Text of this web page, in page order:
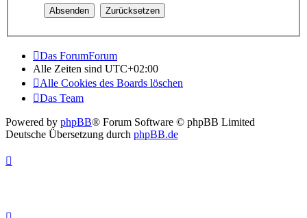
Das ForumForum
Alle Zeiten sind UTC+02:00
Alle Cookies des Boards löschen
Das Team
Powered by phpBB® Forum Software © phpBB Limited
Deutsche Übersetzung durch phpBB.de